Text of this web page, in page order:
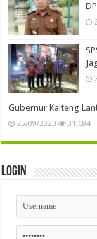
Gubernur Kalteng
25/09/2023 31,684
Login